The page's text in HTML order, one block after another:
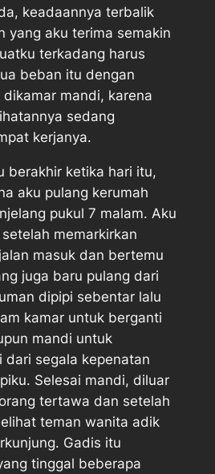
keadaannya terbalik
yang aku terima semakin
terkadang harus
beban itu dengan
mandi, karena
sedang
kerjanya.
berakhir ketika hari itu,
aku pulang kerumah
pukul 7 malam. Aku
memarkirkan
masuk dan bertemu
juga baru pulang dari
dipipi sebentar lalu
kamar untuk berganti
mandi untuk
dari segala kepenatan
Selesai mandi, diluar
tertawa dan setelah
teman wanita adik
Gadis itu
tinggal beberapa